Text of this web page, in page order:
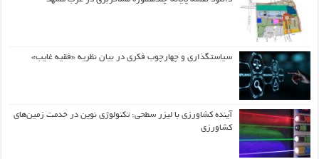
سیاستگذاری و چهارچوب فکری در بیان نظریه «فقیه غایب»
آینده کشاورزی با لیزر سطحی: تکنولوژی نوین در خدمت زمین‌های
کشاورزی